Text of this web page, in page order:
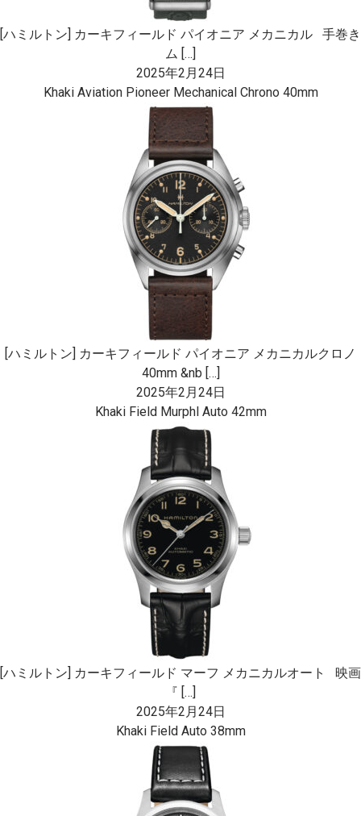
[ハミルトン] カーキフィールド パイオニア メカニカル 手巻き
ム […]
2025年2月24日
Khaki Aviation Pioneer Mechanical Chrono 40mm
[ハミルトン] カーキフィールド パイオニア メカニカルクロノ
40mm &nb […]
2025年2月24日
Khaki Field Murphl Auto 42mm
[ハミルトン] カーキフィールド マーフ メカニカルオート 映画
『 […]
2025年2月24日
Khaki Field Auto 38mm